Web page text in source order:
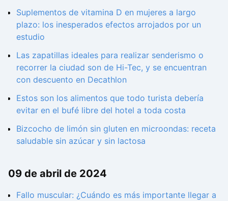
Suplementos de vitamina D en mujeres a largo
plazo: los inesperados efectos arrojados por un
estudio
Las zapatillas ideales para realizar senderismo o
recorrer la ciudad son de Hi-Tec, y se encuentran
con descuento en Decathlon
Estos son los alimentos que todo turista debería
evitar en el bufé libre del hotel a toda costa
Bizcocho de limón sin gluten en microondas: receta
saludable sin azúcar y sin lactosa
09 de abril de 2024
Fallo muscular: ¿Cuándo es más importante llegar a